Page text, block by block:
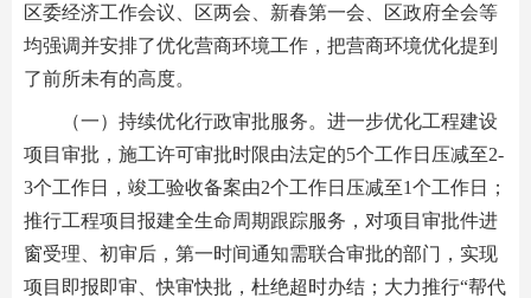
区委经济工作会议、区两会、新春第一会、区政府全会等
均强调并安排了优化营商环境工作，把营商环境优化提到
了前所未有的高度。
（一）持续优化行政审批服务。进一步优化工程建设
项目审批，施工许可审批时限由法定的5个工作日压减至2-
3个工作日，竣工验收备案由2个工作日压减至1个工作日；
推行工程项目报建全生命周期跟踪服务，对项目审批件进
窗受理、初审后，第一时间通知需联合审批的部门，实现
项目即报即审、快审快批，杜绝超时办结；大力推行“帮代